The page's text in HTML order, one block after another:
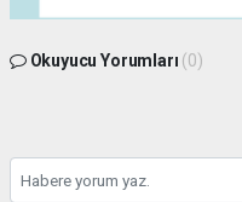
Okuyucu Yorumları (0)